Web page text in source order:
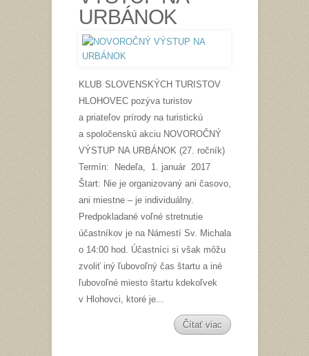
URBÁNOK
KLUB SLOVENSKÝCH TURISTOV
HLOHOVEC pozýva turistov
a priateľov prírody na turistickú
a spoločenskú akciu NOVOROČNÝ
VÝSTUP NA URBÁNOK (27. ročník)
Termín: Nedeľa, 1. január 2017
Štart: Nie je organizovaný ani časovo,
ani miestne – je individuálny.
Predpokladané voľné stretnutie
účastníkov je na Námestí Sv. Michala
o 14:00 hod. Účastníci si však môžu
zvoliť iný ľubovoľný čas štartu a iné
ľubovoľné miesto štartu kdekoľvek
v Hlohovci, ktoré je...
Čítať viac